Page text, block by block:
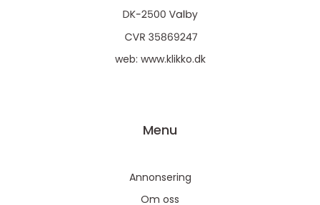
web: www.klikko.dk
Menu
Annonsering
Om oss